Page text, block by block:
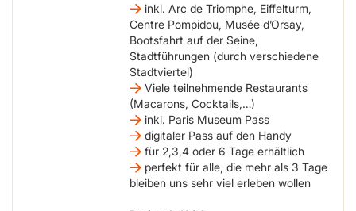
inkl. Arc de Triomphe, Eiffelturm,
Centre Pompidou, Musée d’Orsay,
Bootsfahrt auf der Seine,
Stadtführungen (durch verschiedene
Stadtviertel)
Viele teilnehmende Restaurants
(Macarons, Cocktails,…)
inkl. Paris Museum Pass
digitaler Pass auf den Handy
für 2,3,4 oder 6 Tage erhältlich
perfekt für alle, die mehr als 3 Tage
bleiben uns sehr viel erleben wollen